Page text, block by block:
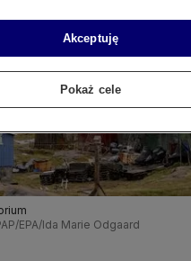
EPA/Ida Marie Odgaard
Akceptuję
Pokaż cele